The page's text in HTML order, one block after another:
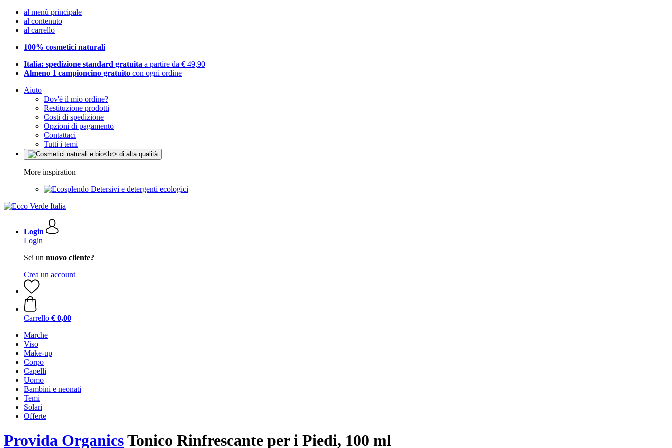
al menù principale
al contenuto
al carrello
100% cosmetici naturali
Italia: spedizione standard gratuita a partire da € 49,90
Almeno 1 campioncino gratuito con ogni ordine
Aiuto
Dov'è il mio ordine?
Restituzione prodotti
Costi di spedizione
Opzioni di pagamento
Contattaci
Tutti i temi
More inspiration
Detersivi e detergenti ecologici
Login
Login
Sei un nuovo cliente?
Crea un account
Carrello € 0,00
Marche
Viso
Make-up
Corpo
Capelli
Uomo
Bambini e neonati
Temi
Solari
Offerte
Provida OrganicsTonico Rinfrescante per i Piedi, 100 ml